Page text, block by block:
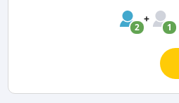
2 1